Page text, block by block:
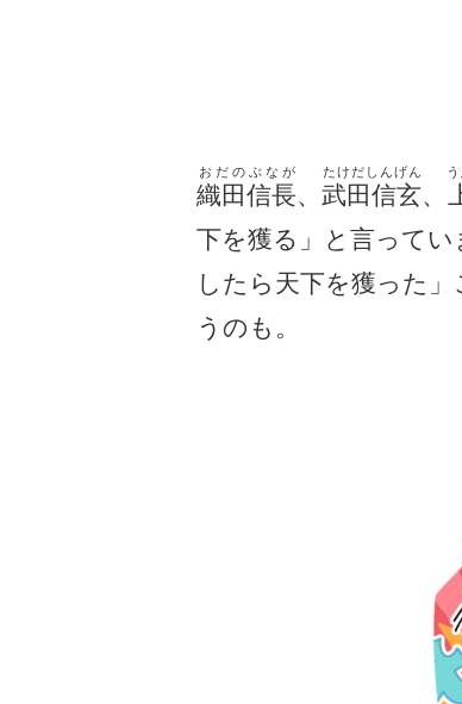
織田信長
おだのぶなが
、 武田信玄
たけだしんげん
、
下を獲る」と言って
したら天下を獲った
うのも。